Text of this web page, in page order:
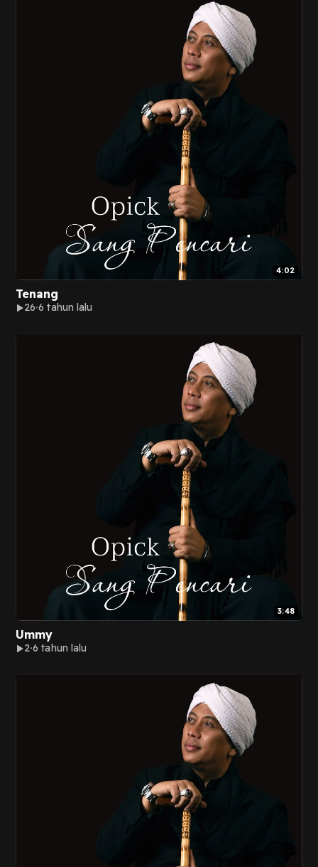
4:02
Tenang
26 6 tahun lalu
3:48
Ummy
2 6 tahun lalu